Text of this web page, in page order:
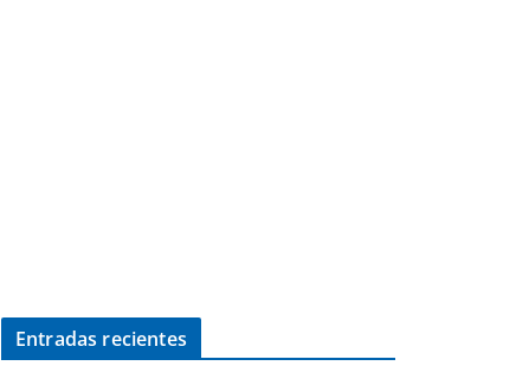
Entradas recientes